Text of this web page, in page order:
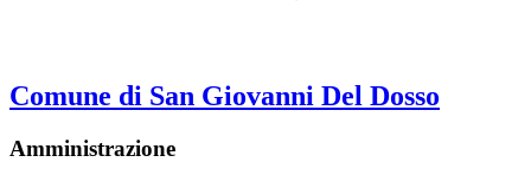
Comune di San Giovanni Del Dosso
Amministrazione